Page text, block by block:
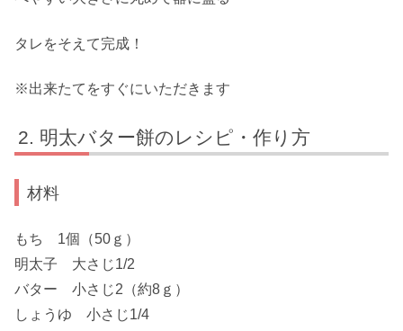
タレをそえて完成！
※出来たてをすぐにいただきます
明太バター餅のレシピ・作り方
材料
もち 1個（50ｇ）
明太子 大さじ1/2
バター 小さじ2（約8ｇ）
しょうゆ 小さじ1/4